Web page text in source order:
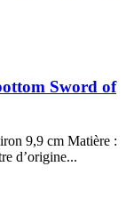
Sword of
9,9 cm Matière :
d’origine...